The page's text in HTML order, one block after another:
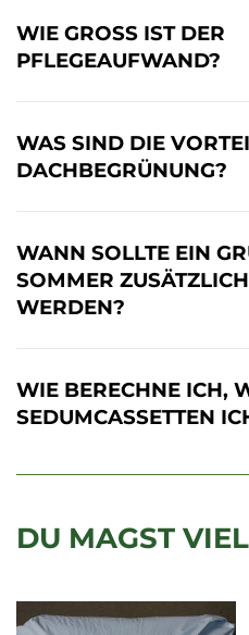
WIE GROSS IST DER P
FLEGEAUFWAND?
WAS SIND DIE
DACHBEGRÜNUNG?
WANN SOLLTE EIN
SOMMER
WERDEN?
WIE BERECHNE ICH,
SEDUMCASSETTEN
DU MAGST